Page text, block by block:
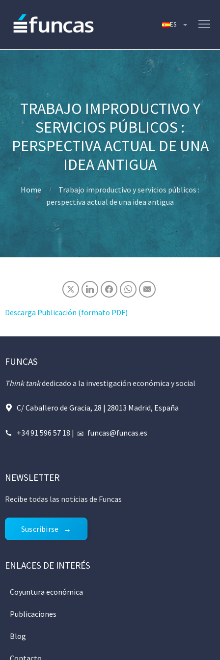
TRABAJO IMPRODUCTIVO Y
SERVICIOS PÚBLICOS :
PERSPECTIVA ACTUAL DE UNA
IDEA ANTIGUA
Home
Trabajo improductivo y servicios públicos :
perspectiva actual de una idea antigua
Descarga Publicación (formato PDF)
FUNCAS
Think tankdedicado a la investigación económica y social
C/ Caballero de Gracia, 28 | 28013 Madrid, España
+34 91 596 57 18 | funcas@funcas.es
NEWSLETTER
Recibe todas las noticias de Funcas
Suscribirse
ENLACES DE INTERÉS
Coyuntura económica
Publicaciones
Blog
Contacto